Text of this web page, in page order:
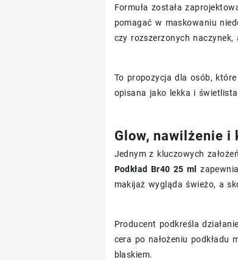
Formuła została
pomagać w maskowaniu
czy rozszerzonych
To propozycja dla osób,
opisana jako lekka i
Glow, nawilżenie i
Jednym z kluczowych
Podkład Br40 25 ml
makijaż wygląda świeżo, a
Producent podkreśla
cera po nałożeniu
blaskiem.